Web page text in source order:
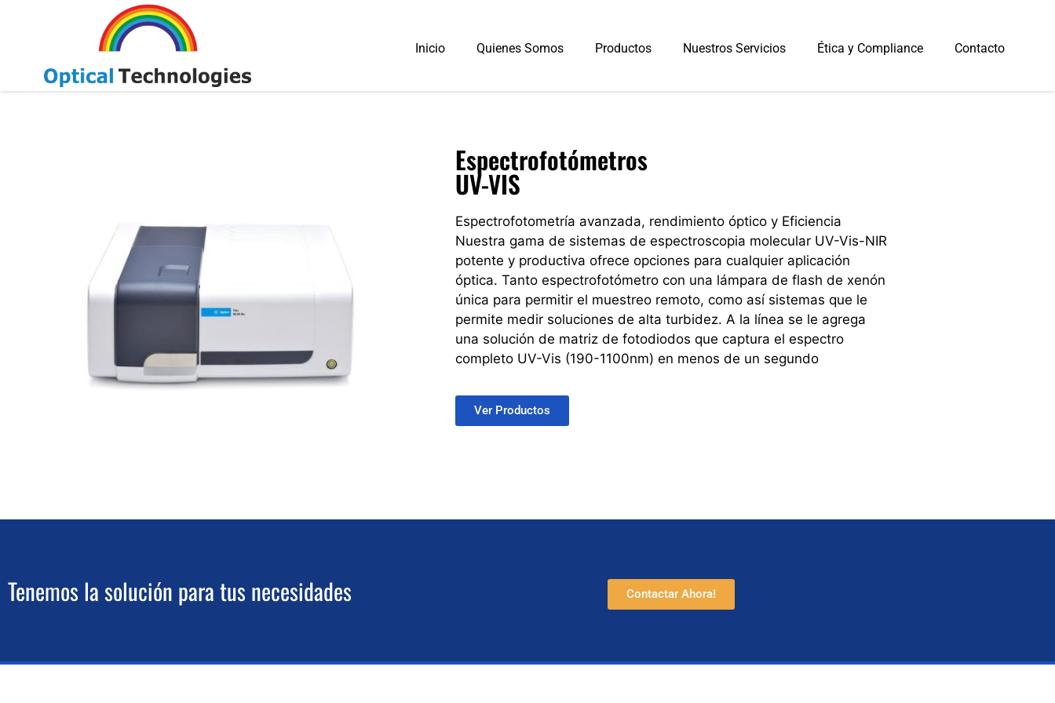
Inicio Quienes Somos Productos Nuestros Servicios Ética y Compliance Contacto
Espectrofotómetros
UV-VIS
Espectrofotometría avanzada, rendimiento óptico y Eficiencia
Nuestra gama de sistemas de espectroscopia molecular UV-Vis-NIR
potente y productiva ofrece opciones para cualquier aplicación
óptica. Tanto espectrofotómetro con una lámpara de flash de xenón
única para permitir el muestreo remoto, como así sistemas que le
permite medir soluciones de alta turbidez. A la línea se le agrega
una solución de matriz de fotodiodos que captura el espectro
completo UV-Vis (190-1100nm) en menos de un segundo
Ver Productos
Tenemos la solución para tus necesidades Contactar Ahora!